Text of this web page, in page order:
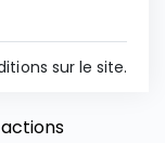
sur le site.